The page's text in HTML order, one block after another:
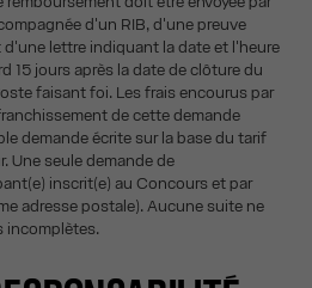
d'un RIB, d'une preuve
lettre indiquant la date et l'heure
15 jours après la date de clôture du
faisant foi. Les frais encourus par
de cette demande
demande écrite sur la base du tarif
Une seule demande de
inscrit(e) au Concours et par
adresse postale). Aucune suite ne
incomplètes.